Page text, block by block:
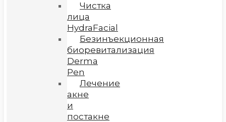
Чистка
лица
HydraFacial
Безинъекционная
биоревитализация
Derma
Pen
Лечение
акне
и
постакне